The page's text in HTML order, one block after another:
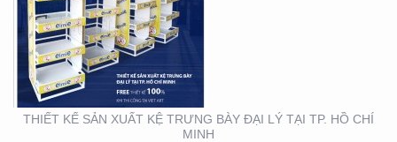
THIẾT KẾ SẢN XUẤT KỆ TRƯNG BÀY ĐẠI LÝ TẠI TP. HỒ CHÍ
MINH
THIẾT KẾ THI CÔNG KỆ
TRƯNG BÀY SẢN PHẨM
TẠI TP. HỒ CHÍ MINH